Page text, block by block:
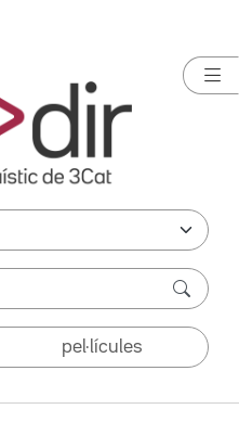
pel·lícules